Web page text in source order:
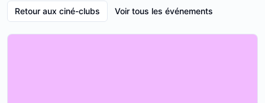
Retour aux ciné-clubs Voir tous les événements